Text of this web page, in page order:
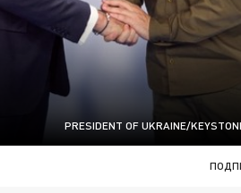
PRESIDENT OF UKRAINE/